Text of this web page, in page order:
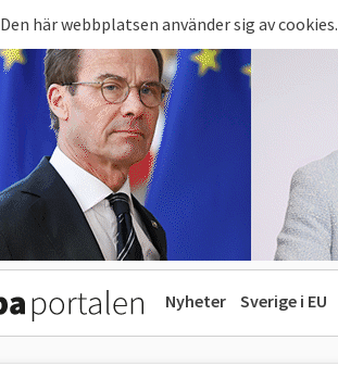
Den här webbplatsen använder sig av cookies.
Nyheter Sverige i EU